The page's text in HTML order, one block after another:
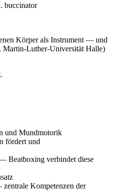
buccinator
Körper als Instrument — und
Martin-Luther-Universität Halle)
und Mundmotorik
fördert und
Beatboxing verbindet diese
Kompetenzen der